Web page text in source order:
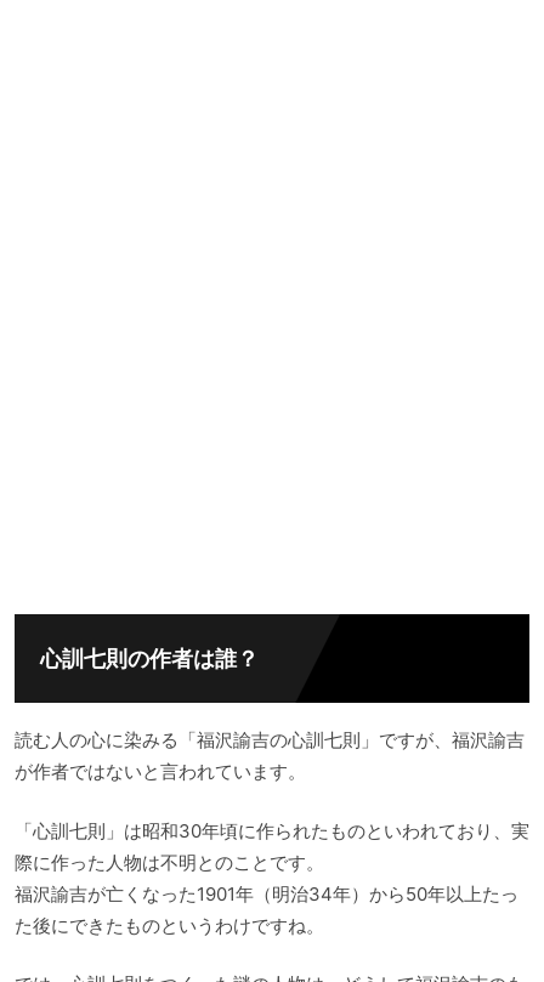
心訓七則の作者は誰？
読む人の心に染みる「福沢諭吉の心訓七則」ですが、福沢諭吉
が作者ではないと言われています。
「心訓七則」は昭和30年頃に作られたものといわれており、実
際に作った人物は不明とのことです。
福沢諭吉が亡くなった1901年（明治34年）から50年以上たっ
た後にできたものというわけですね。